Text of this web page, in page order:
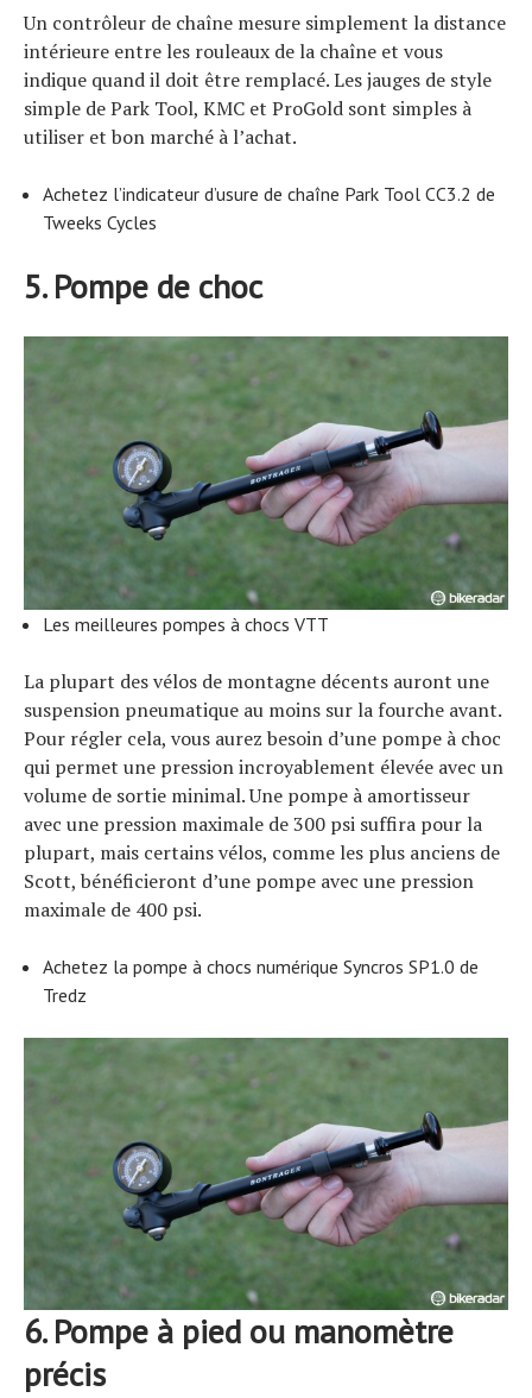
Un contrôleur de chaîne mesure simplement la distance
intérieure entre les rouleaux de la chaîne et vous
indique quand il doit être remplacé. Les jauges de style
simple de Park Tool, KMC et ProGold sont simples à
utiliser et bon marché à l’achat.
Achetez l’indicateur d’usure de chaîne Park Tool CC3.2 de
Tweeks Cycles
5. Pompe de choc
Les meilleures pompes à chocs VTT
La plupart des vélos de montagne décents auront une
suspension pneumatique au moins sur la fourche avant.
Pour régler cela, vous aurez besoin d’une pompe à choc
qui permet une pression incroyablement élevée avec un
volume de sortie minimal. Une pompe à amortisseur
avec une pression maximale de 300 psi suffira pour la
plupart, mais certains vélos, comme les plus anciens de
Scott, bénéficieront d’une pompe avec une pression
maximale de 400 psi.
Achetez la pompe à chocs numérique Syncros SP1.0 de
Tredz
6. Pompe à pied ou manomètre
précis